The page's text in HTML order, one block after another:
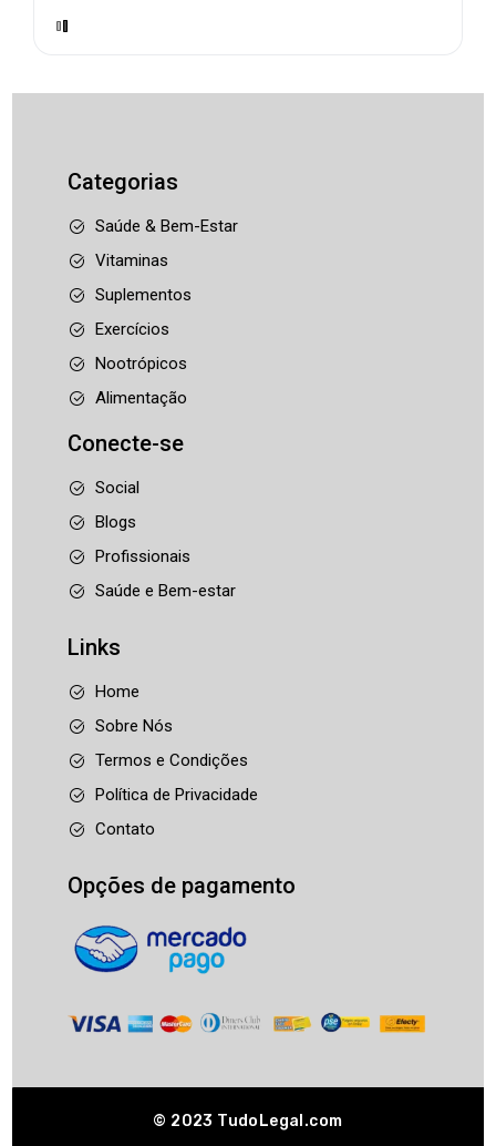
Categorias
Saúde & Bem-Estar
Vitaminas
Suplementos
Exercícios
Nootrópicos
Alimentação
Conecte-se
Social
Blogs
Profissionais
Saúde e Bem-estar
Links
Home
Sobre Nós
Termos e Condições
Política de Privacidade
Contato
Opções de pagamento
© 2023 TudoLegal.com